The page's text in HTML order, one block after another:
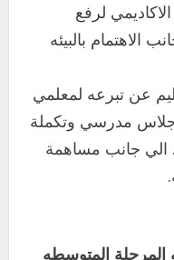
لرفع
الاهتمام بالبيئه
عن تبرعه لمعلمي
مدرسي وتكملة
الي جانب مساهمة
المرحلة المتوسطه